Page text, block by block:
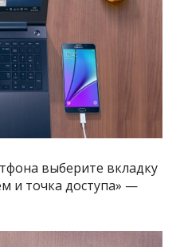
выберите вкладку
и точка доступа» —